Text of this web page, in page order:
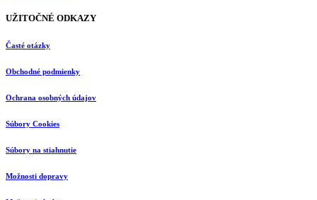
UŽITOČNÉ ODKAZY
Časté otázky
Obchodné podmienky
Ochrana osobných údajov
Súbory Cookies
Súbory na stiahnutie
Možnosti dopravy